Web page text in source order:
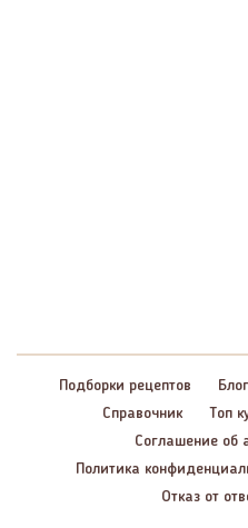
Подборки рецептов
Справочник
Топ
Соглашение об
Политика
Отказ от